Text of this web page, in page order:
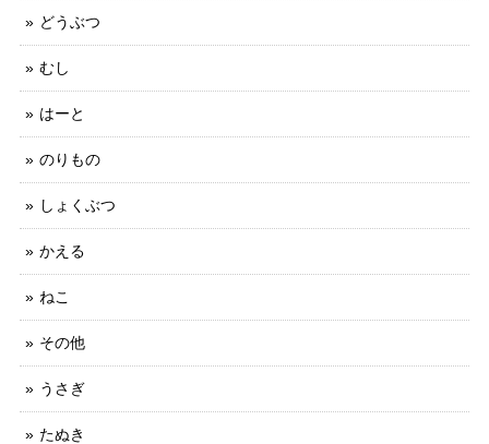
どうぶつ
むし
はーと
のりもの
しょくぶつ
かえる
ねこ
その他
うさぎ
たぬき